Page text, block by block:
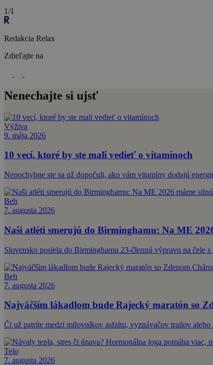
1/1
Redakcia Relax
Zdieľajte na
Nenechajte si ujsť
Výživa
9. mája 2026
10 vecí, ktoré by ste mali vedieť o vitamínoch
Nepochybne ste sa už dopočuli, ako vám vitamíny dodajú
Beh
7. augusta 2026
Naši atléti smerujú do Birminghamu: Na ME
Slovensko posiela do Birminghamu 23-člennú výpravu na čele
Beh
7. augusta 2026
Najväčším lákadlom bude Rajecký maratón so
Či už patríte medzi milovníkov asfaltu, vyznávačov trailov
Telo
7. augusta 2026